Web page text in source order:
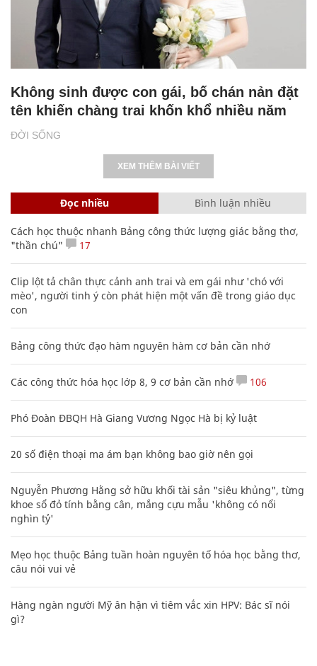
ĐỜI SỐNG
Không sinh được con gái, bố chán nản đặt
tên khiến chàng trai khốn khổ nhiều năm
XEM THÊM BÀI VIẾT
Đọc nhiều Bình luận nhiều
Cách học thuộc nhanh Bảng công thức lượng giác bằng thơ,
"thần chú"
17
Clip lột tả chân thực cảnh anh trai và em gái như 'chó với
mèo', người tinh ý còn phát hiện một vấn đề trong giáo dục
con
Bảng công thức đạo hàm nguyên hàm cơ bản cần nhớ
Các công thức hóa học lớp 8, 9 cơ bản cần nhớ 106
Phó Đoàn ĐBQH Hà Giang Vương Ngọc Hà bị kỷ luật
20 số điện thoại ma ám bạn không bao giờ nên gọi
Nguyễn Phương Hằng sở hữu khối tài sản "siêu khủng", từng
khoe sổ đỏ tính bằng cân, mắng cựu mẫu 'không có nổi
nghìn tỷ'
Mẹo học thuộc Bảng tuần hoàn nguyên tố hóa học bằng thơ,
câu nói vui vẻ
Hàng ngàn người Mỹ ân hận vì tiêm vắc xin HPV: Bác sĩ nói
gì?